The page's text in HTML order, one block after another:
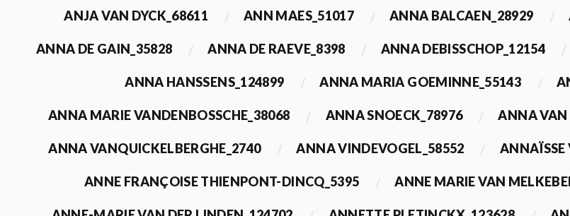
ANJA VAN DYCK_68611 ANN MAES_51017 ANNA BALCAEN_28929
ANNA DE GAIN_35828 ANNA DE RAEVE_8398 ANNA DEBISSCHOP_12154
ANNA HANSSENS_124899 ANNA MARIA GOEMINNE_55143
ANNA MARIE VANDENBOSSCHE_38068 ANNA SNOECK_78976 ANNA VAN
ANNA VANQUICKELBERGHE_2740 ANNA VINDEVOGEL_58552 ANNAÏSSE
ANNE FRANÇOISE THIENPONT-DINCQ_5395 ANNE MARIE VAN